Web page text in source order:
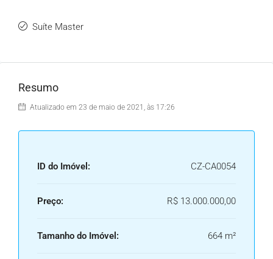
Suíte Master
Resumo
Atualizado em 23 de maio de 2021, às 17:26
ID do Imóvel: CZ-CA0054
Preço: R$ 13.000.000,00
Tamanho do Imóvel: 664 m²